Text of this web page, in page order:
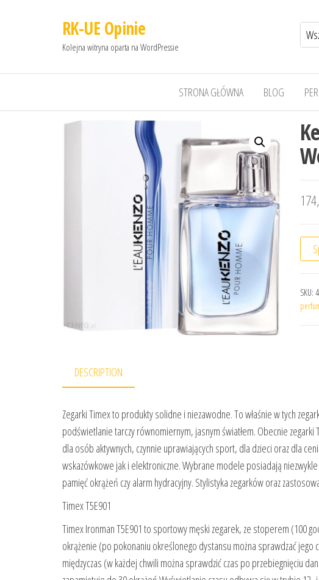
RK-UE Opinie
Kolejna witryna oparta na WordPressie
STRONA GŁÓWNA BLOG
SKU:
DESCRIPTION
Zegarki Timex to produkty solidne i niezawodne. To właśnie w tych
podświetlanie tarczy równomiernym, jasnym światłem. Obecnie
dla osób aktywnych, czynnie uprawiających sport, dla dzieci oraz dla
wskazówkowe jak i elektroniczne. Wybrane modele posiadają
pamięć okrążeń czy alarm hydracyjny. Stylistyka zegarków oraz
Timex T5E901
Timex Ironman T5E901 to sportowy męski zegarek, ze stoperem (100
okrążenie (po pokonaniu określonego dystansu można sprawdzać jego
międzyczas (w każdej chwili można sprawdzić czas po przebiegnięciu